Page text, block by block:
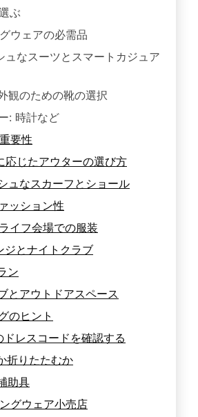
ウェアの必需品
なスーツとスマートカジュア
観のための靴の選択
: 時計など
要性
じたアウターの選び方
ュなスカーフとショール
ッション性
イフ会場での服装
ジとナイトクラブ
ン
とアウトドアスペース
のヒント
レスコードを確認する
折りたたむか
助具
グウェア小売店
で人気の商店街